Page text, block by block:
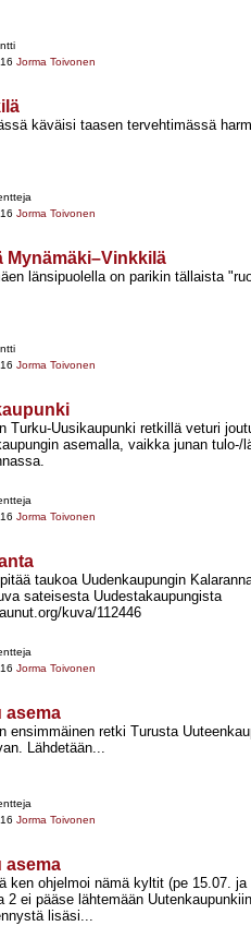
Jorma Toivonen
käväisi taasen tervehtimässä
Jorma Toivonen
Mynämäki–Vinkkilä
länsipuolella on parikin tällaista
Jorma Toivonen
Turku-​Uusikaupunki retkillä veturi
asemalla, vaikka junan tulo-​/
Jorma Toivonen
taukoa Uudenkaupungin
sateisesta Uudestakaupungista
kuva/112446
Jorma Toivonen
asema
ensimmäinen retki Turusta
Lähdetään...
Jorma Toivonen
asema
ken ohjelmoi nämä kyltit (pe 15.07.
2 ei pääse lähtemään
lisäsi...